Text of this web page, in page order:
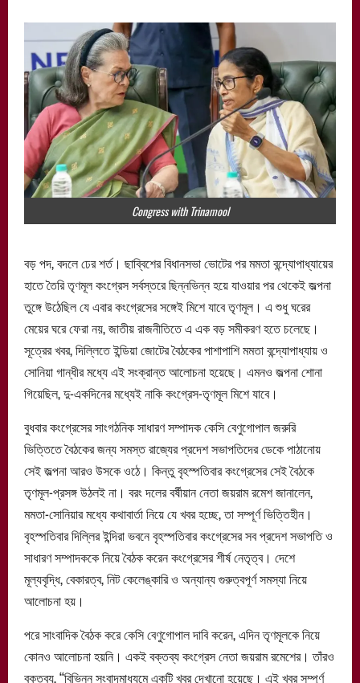
Congress with Trinamool
বড় পদ, বদলে ঢের শর্ত। ছাব্বিশের বিধানসভা ভোটের পর মমতা বন্দ্যোপাধ্যায়ের
হাতে তৈরি তৃণমূল কংগ্রেস সর্বস্তরে ছিন্নভিন্ন হয়ে যাওয়ার পর থেকেই জল্পনা
তুঙ্গে উঠেছিল যে এবার কংগ্রেসের সঙ্গেই মিশে যাবে তৃণমূল। এ শুধু ঘরের
মেয়ের ঘরে ফেরা নয়, জাতীয় রাজনীতিতে এ এক বড় সমীকরণ হতে চলেছে।
সূত্রের খবর, দিল্লিতে ইন্ডিয়া জোটের বৈঠকের পাশাপাশি মমতা বন্দ্যোপাধ্যায় ও
সোনিয়া গান্ধীর মধ্যে এই সংক্রান্ত আলোচনা হয়েছে। এমনও জল্পনা শোনা
গিয়েছিল, দু-একদিনের মধ্যেই নাকি কংগ্রেস-তৃণমূল মিশে যাবে।
বুধবার কংগ্রেসের সাংগঠনিক সাধারণ সম্পাদক কেসি বেণুগোপাল জরুরি
ভিত্তিতে বৈঠকের জন্য সমস্ত রাজ্যের প্রদেশ সভাপতিদের ডেকে পাঠানোয়
সেই জল্পনা আরও উসকে ওঠে। কিন্তু বৃহস্পতিবার কংগ্রেসের সেই বৈঠকে
তৃণমূল-প্রসঙ্গ উঠলই না। বরং দলের বর্ষীয়ান নেতা জয়রাম রমেশ জানালেন,
মমতা-সোনিয়ার মধ্যে কথাবার্তা নিয়ে যে খবর হচ্ছে, তা সম্পূর্ণ ভিত্তিহীন।
বৃহস্পতিবার দিল্লির ইন্দিরা ভবনে বৃহস্পতিবার কংগ্রেসের সব প্রদেশ সভাপতি ও
সাধারণ সম্পাদককে নিয়ে বৈঠক করেন কংগ্রেসের শীর্ষ নেতৃত্ব। দেশে
মূল্যবৃদ্ধি, বেকারত্ব, নিট কেলেঙ্কারি ও অন্যান্য গুরুত্বপূর্ণ সমস্যা নিয়ে
আলোচনা হয়।
পরে সাংবাদিক বৈঠক করে কেসি বেণুগোপাল দাবি করেন, এদিন তৃণমূলকে নিয়ে
কোনও আলোচনা হয়নি। একই বক্তব্য কংগ্রেস নেতা জয়রাম রমেশের। তাঁরও
বক্তব্য, ‘‘বিভিন্ন সংবাদমাধ্যমে একটি খবর দেখানো হয়েছে। এই খবর সম্পূর্ণ